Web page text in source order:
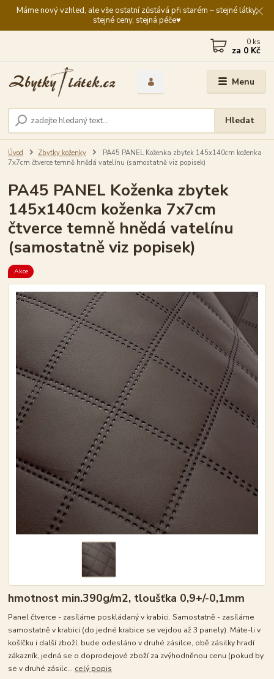
Máme nový vzhled, ale vše ostatní zůstává při starém – stejné látky,
stejné ceny, stejná péče♥️
Menu
Hledat
0 ks
za 0 Kč
Úvod Zbytky koženky
PA45 PANEL Koženka zbytek 145x140cm koženka
7x7cm čtverce temně hnědá vatelínu (samostatně viz popisek)
PA45 PANEL Koženka zbytek
145x140cm koženka 7x7cm
čtverce temně hnědá vatelínu
(samostatně viz popisek)
Akce
hmotnost min.390g/m2, tloušťka 0,9+/-0,1mm
Panel čtverce - zasíláme poskládaný v krabici. Samostatně - zasíláme
samostatně v krabici (do jedné krabice se vejdou až 3 panely). Máte-li v
košíčku i další zboží, bude odesláno v druhé zásilce, obě zásilky hradí
zákazník, jedná se o doprodejové zboží za zvýhodněnou cenu (pokud by
se v druhé zásilc... celý popis